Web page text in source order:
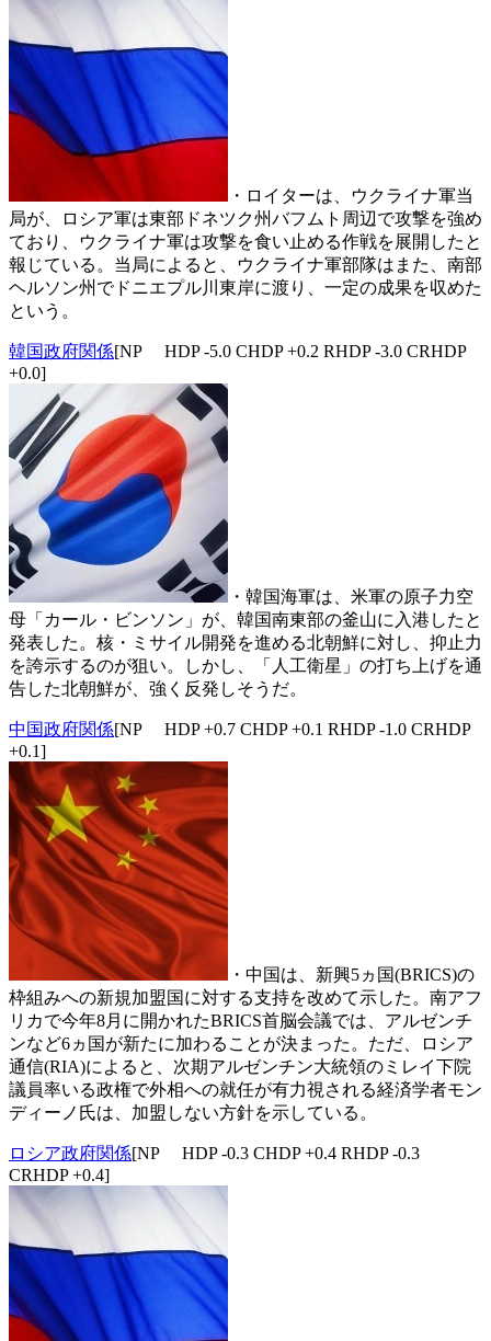
・ロイターは、ウクライナ軍当
局が、ロシア軍は東部ドネツク州バフムト周辺で攻撃を強め
ており、ウクライナ軍は攻撃を食い止める作戦を展開したと
報じている。当局によると、ウクライナ軍部隊はまた、南部
ヘルソン州でドニエプル川東岸に渡り、一定の成果を収めた
という。
韓国政府関係[NP HDP -5.0 CHDP +0.2 RHDP -3.0 CRHDP
+0.0]
・韓国海軍は、米軍の原子力空
母「カール・ビンソン」が、韓国南東部の釜山に入港したと
発表した。核・ミサイル開発を進める北朝鮮に対し、抑止力
を誇示するのが狙い。しかし、「人工衛星」の打ち上げを通
告した北朝鮮が、強く反発しそうだ。
中国政府関係[NP HDP +0.7 CHDP +0.1 RHDP -1.0 CRHDP
+0.1]
・中国は、新興5ヵ国(BRICS)の
枠組みへの新規加盟国に対する支持を改めて示した。南アフ
リカで今年8月に開かれたBRICS首脳会議では、アルゼンチ
ンなど6ヵ国が新たに加わることが決まった。ただ、ロシア
通信(RIA)によると、次期アルゼンチン大統領のミレイ下院
議員率いる政権で外相への就任が有力視される経済学者モン
ディーノ氏は、加盟しない方針を示している。
ロシア政府関係[NP HDP -0.3 CHDP +0.4 RHDP -0.3
CRHDP +0.4]